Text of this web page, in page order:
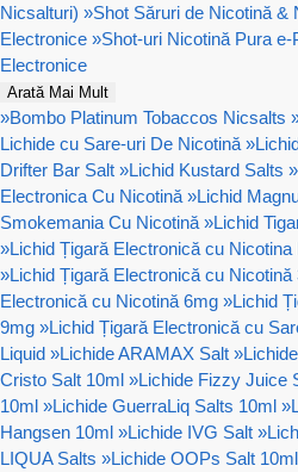
Nicsalturi) »Shot Săruri de Nicotină &
Electronice »Shot-uri Nicotină Pura
Electronice
Arată Mai Mult
»Bombo Platinum Tobaccos Nicsalts
Lichide cu Sare-uri De Nicotină »
Drifter Bar Salt »Lichid Kustard Salts »
Electronica Cu Nicotină »Lichid
Smokemania Cu Nicotină »Lichid
»Lichid Țigară Electronică cu
»Lichid Țigară Electronică cu Nicotină
Electronică cu Nicotină 6mg »Lichid
9mg »Lichid Țigară Electronică cu
Liquid »Lichide ARAMAX Salt »
Cristo Salt 10ml »Lichide Fizzy Juice
10ml »Lichide GuerraLiq Salts 10ml »
Hangsen 10ml »Lichide IVG Salt »
LIQUA Salts »Lichide OOPs Salt 10ml